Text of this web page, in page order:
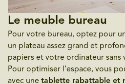
Le meuble bureau
Pour votre bureau, optez pour
un plateau assez grand et
papiers et votre ordinateur sans
Pour optimiser l’espace, vous
avec une tablette rabattable et